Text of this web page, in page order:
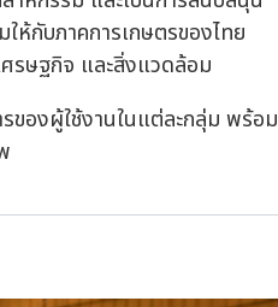
ห้กับภาคการเกษตรของไทย
รษฐกิจ และสิ่งแวดล้อม
องผู้ใช้งานในแต่ละกลุ่ม พร้อม